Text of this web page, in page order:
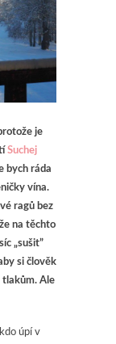
je
Suchej
bych ráda
vína.
ragů bez
na těchto
„sušit”
si člověk
tlakům. Ale
úpí v